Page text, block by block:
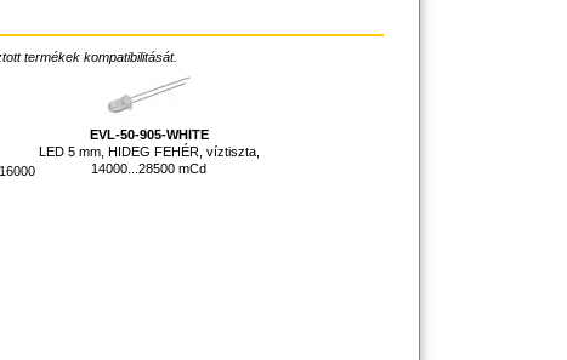
termékek kompatibilitását.
EVL-50-905-WHITE
LED 5 mm, HIDEG FEHÉR, víztiszta,
14000...28500 mCd